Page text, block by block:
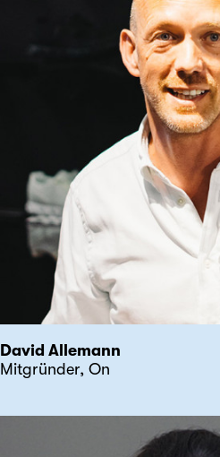
David Allemann
Mitgründer, On